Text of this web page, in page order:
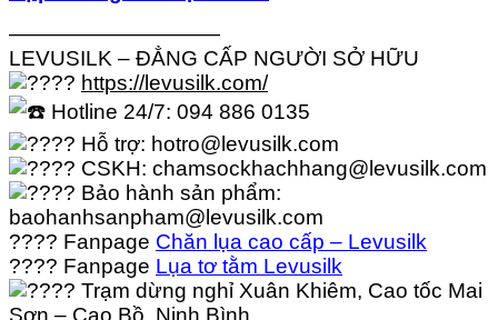
——————————
LEVUSILK – ĐẲNG CẤP NGƯỜI SỞ HỮU
https://levusilk.com/
Hotline 24/7: 094 886 0135
Hỗ trợ: hotro@levusilk.com
CSKH: chamsockhachhang@levusilk.com
Bảo hành sản phẩm:
baohanhsanpham@levusilk.com
???? Fanpage Chăn lụa cao cấp – Levusilk
???? Fanpage Lụa tơ tằm Levusilk
Trạm dừng nghỉ Xuân Khiêm, Cao tốc Mai